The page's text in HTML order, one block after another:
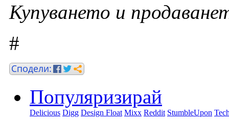
Купуването и
#
Популяризирай
Delicious Digg Design Float Mixx Reddit StumbleUpon